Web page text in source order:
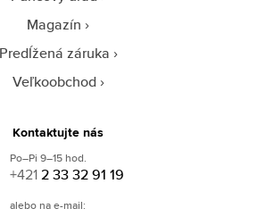
Magazín
Predĺžená záruka
Veľkoobchod
Kontaktujte nás
Po–Pi 9–15 hod.
+4212 33 32 91 19
alebo na e-mail: